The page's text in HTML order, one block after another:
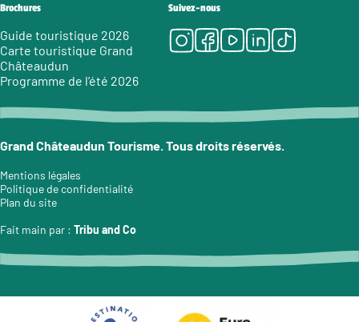
Brochures
Guide touristique 2026
Carte touristique Grand
Châteaudun
Programme de l’été 2026
Suivez-nous
Instagram
Facebook
Youtube
LinkedIn
Tiktok
Grand Châteaudun Tourisme. Tous droits réservés.
Mentions légales
Politique de confidentialité
Plan du site
Fait main par : Tribu and Co